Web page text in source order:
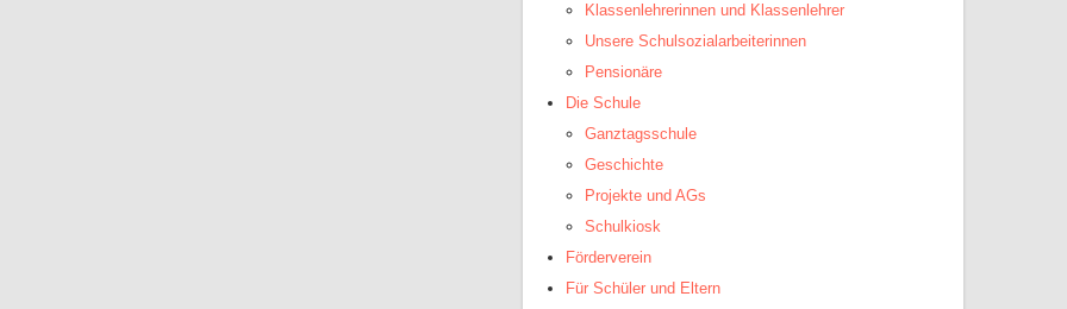
Klassenlehrerinnen und Klassenlehrer
Unsere Schulsozialarbeiterinnen
Pensionäre
Die Schule
Ganztagsschule
Geschichte
Projekte und AGs
Schulkiosk
Förderverein
Für Schüler und Eltern